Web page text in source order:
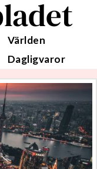
Världen
Dagligvaror